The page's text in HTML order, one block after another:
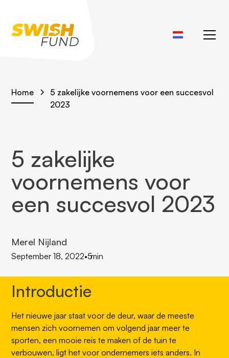
Home
5 zakelijke voornemens voor een succesvol
2023
5 zakelijke
voornemens voor
een succesvol 2023
Merel Nijland
September 18, 2022•5min
Introductie
Het nieuwe jaar staat voor de deur, waar de meeste
mensen zich voornemen om volgend jaar meer te
sporten, een mooie reis te maken of de tuin te
verbouwen, ligt het voor ondernemers iets anders. In